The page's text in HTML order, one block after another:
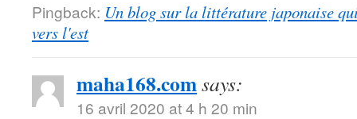
Pingback: Un blog sur la littérature japonaise
vers l'est
maha168.comsays:
16 avril 2020 at 4 h 20 min